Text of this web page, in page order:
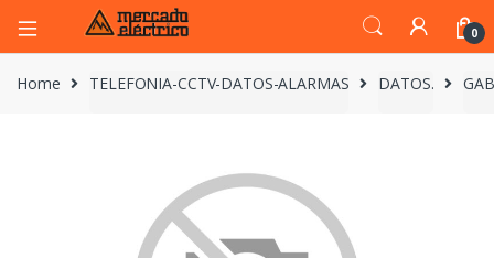
0
Home TELEFONIA-CCTV-DATOS-ALARMAS DATOS.